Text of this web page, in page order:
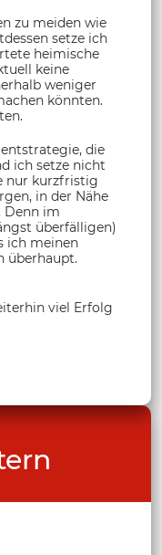
zu meiden wie
setze ich
heimische
keine
weniger
könnten.
die
ich setze nicht
nur kurzfristig
in der Nähe
Denn im
überfälligen)
ich meinen
überhaupt.
viel Erfolg